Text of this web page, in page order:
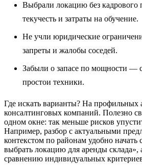
Выбрали локацию без кадрового
текучесть и затраты на обучение.
Не учли юридические
запреты и жалобы соседей.
Забыли о запасе по мощности —
простои техники.
Где искать варианты? На профильных
консалтинговых компаний. Полезно
одном окне: так меньше рисков
Например, разбор с актуальными
контекстом по районам удобно начать
выбрать локацию для аренды склада»,
сравнению индивидуальных